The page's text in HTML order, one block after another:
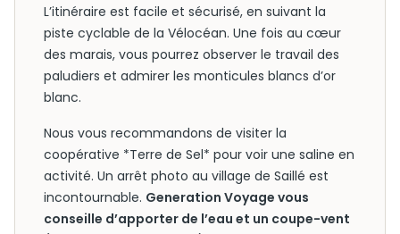
L’itinéraire est facile et sécurisé, en suivant la
piste cyclable de la Vélocéan. Une fois au cœur
des marais, vous pourrez observer le travail des
paludiers et admirer les monticules blancs d’or
blanc.
Nous vous recommandons de visiter la
coopérative *Terre de Sel* pour voir une saline en
activité. Un arrêt photo au village de Saillé est
incontournable. Generation Voyage vous
conseille d’apporter de l’eau et un coupe-vent